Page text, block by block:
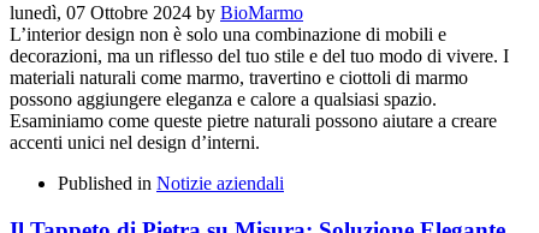
lunedì, 07 Ottobre 2024 by BioMarmo
L’interior design non è solo una combinazione di mobili e
decorazioni, ma un riflesso del tuo stile e del tuo modo di vivere. I
materiali naturali come marmo, travertino e ciottoli di marmo
possono aggiungere eleganza e calore a qualsiasi spazio.
Esaminiamo come queste pietre naturali possono aiutare a creare
accenti unici nel design d’interni.
Published in Notizie aziendali